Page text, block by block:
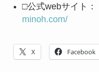
□公式webサイト：
minoh.com/
X Facebook